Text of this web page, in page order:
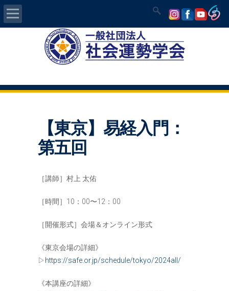
気学/易 セミナー
講師の紹介
入会について
開運MAPS
【東京】易経入門：
第五回
［講師］村上 太佑
［時間］10：00〜12：00
［開催形式］会場＆オンライン形式
《東京会場の詳細》
▷ https://safe.or.jp/schedule/tokyo/2024all/
《本講座の詳細》